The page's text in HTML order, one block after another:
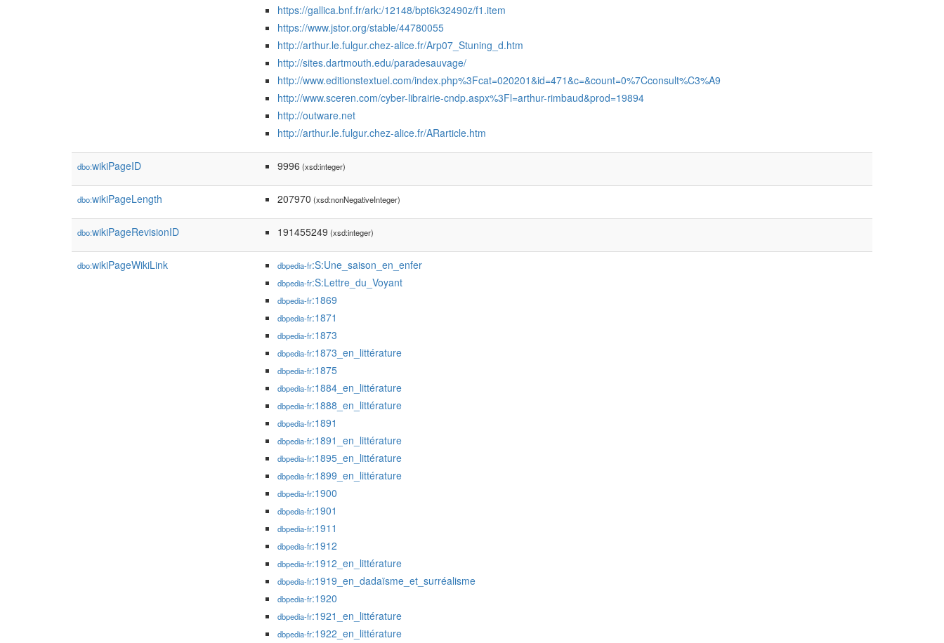
https://gallica.bnf.fr/ark:/12148/bpt6k32490z/f1.item
https://www.jstor.org/stable/44780055
http://arthur.le.fulgur.chez-alice.fr/Arp07_Stuning_d.htm
http://sites.dartmouth.edu/paradesauvage/
http://www.editionstextuel.com/index.php%3Fcat=020201&id=471&c=&count=0%7Cconsult%C3%A9
http://www.sceren.com/cyber-librairie-cndp.aspx%3Fl=arthur-rimbaud&prod=19894
http://outware.net
http://arthur.le.fulgur.chez-alice.fr/ARarticle.htm
dbo:wikiPageID 9996 (xsd:integer)
dbo:wikiPageLength 207970 (xsd:nonNegativeInteger)
dbo:wikiPageRevisionID 191455249 (xsd:integer)
dbo:wikiPageWikiLink dbpedia-fr:S:Une_saison_en_enfer
dbpedia-fr:S:Lettre_du_Voyant
dbpedia-fr:1869
dbpedia-fr:1871
dbpedia-fr:1873
dbpedia-fr:1873_en_littérature
dbpedia-fr:1875
dbpedia-fr:1884_en_littérature
dbpedia-fr:1888_en_littérature
dbpedia-fr:1891
dbpedia-fr:1891_en_littérature
dbpedia-fr:1895_en_littérature
dbpedia-fr:1899_en_littérature
dbpedia-fr:1900
dbpedia-fr:1901
dbpedia-fr:1911
dbpedia-fr:1912
dbpedia-fr:1912_en_littérature
dbpedia-fr:1919_en_dadaïsme_et_surréalisme
dbpedia-fr:1920
dbpedia-fr:1921_en_littérature
dbpedia-fr:1922_en_littérature